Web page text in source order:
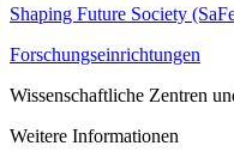
Shaping Future Society
Forschungseinrichtungen
Wissenschaftliche Zentren
Weitere Informationen